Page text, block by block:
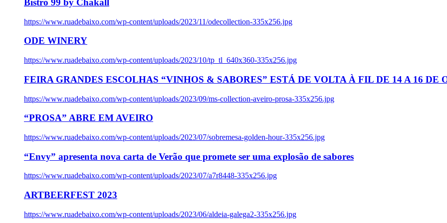
Bistro 99 by Chakall
https://www.ruadebaixo.com/wp-content/uploads/2023/11/odecollection-335x256.jpg
ODE WINERY
https://www.ruadebaixo.com/wp-content/uploads/2023/10/tp_tl_640x360-335x256.jpg
FEIRA GRANDES ESCOLHAS “VINHOS & SABORES” ESTÁ DE VOLTA À FIL DE 14 A 16 DE
https://www.ruadebaixo.com/wp-content/uploads/2023/09/ms-collection-aveiro-prosa-335x256.jpg
“PROSA” ABRE EM AVEIRO
https://www.ruadebaixo.com/wp-content/uploads/2023/07/sobremesa-golden-hour-335x256.jpg
“Envy” apresenta nova carta de Verão que promete ser uma explosão de sabores
https://www.ruadebaixo.com/wp-content/uploads/2023/07/a7r8448-335x256.jpg
ARTBEERFEST 2023
https://www.ruadebaixo.com/wp-content/uploads/2023/06/aldeia-galega2-335x256.jpg